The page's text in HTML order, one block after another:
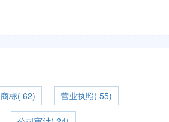
商标( 62) 营业执照( 55)